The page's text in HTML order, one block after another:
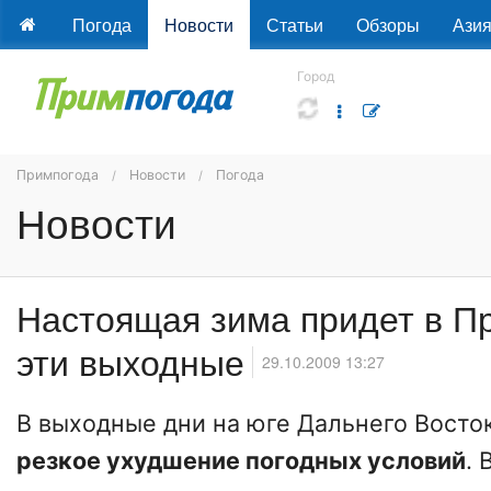
Погода Новости Статьи Обзоры Азия
Город
Примпогода Новости Погода
Новости
Настоящая зима придет в
эти выходные
29.10.2009 13:27
В выходные дни на юге Дальнего
резкое ухудшение погодных условий.